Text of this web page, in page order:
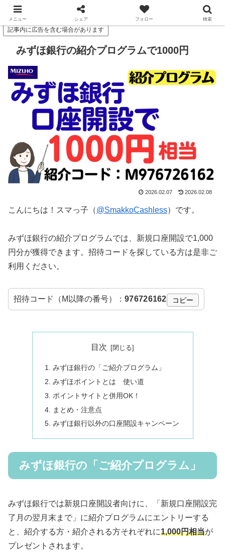
スマっ子のお得キャッシュレス
記事内に広告を含む場合があります
みずほ銀行の紹介プログラムで1000円
2026.02.07 2026.02.08
こんにちは！スマっ子（@SmakkoCashless）です。
みずほ銀行の紹介プログラムでは、新規口座開設で1,000
円分が獲得できます。招待コードを探している方は是非ご
利用ください。
招待コード（M以降の番号）： 976726162 コピー
目次
みずほ銀行の「ご紹介プログラム」
みずほポイントとは 使い道
ポイントサイトと併用OK！
まとめ・注意点
みずほ銀行以外の口座開設キャンペーン
みずほ銀行の「ご紹介プログラム」
みずほ銀行では新規口座開設者向けに、「新規口座開設完
了月の翌月末まで」に紹介プログラムにエントリーする
と、紹介する方・紹介される方それぞれに1,000円相当が
プレゼントされます。
メニュー シェア フォロー 検索